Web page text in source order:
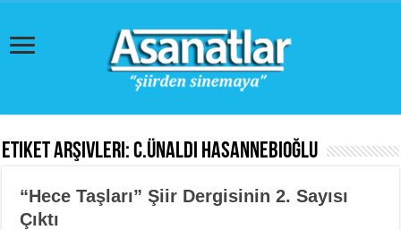
Etiket Arşivleri:C.Ünaldı Hasannebioğlu
“Hece Taşları” Şiir Dergisinin 2. Sayısı
Çıktı